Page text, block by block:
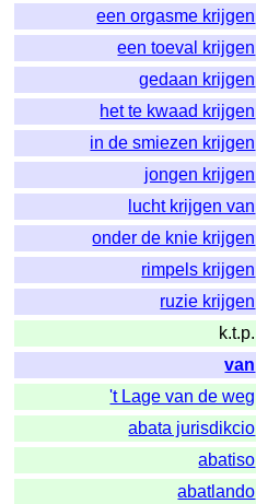
een orgasme krijgen
een toeval krijgen
gedaan krijgen
het te kwaad krijgen
in de smiezen krijgen
jongen krijgen
lucht krijgen van
onder de knie krijgen
rimpels krijgen
ruzie krijgen
k.t.p.
van
't Lage van de weg
abata jurisdikcio
abatiso
abatlando